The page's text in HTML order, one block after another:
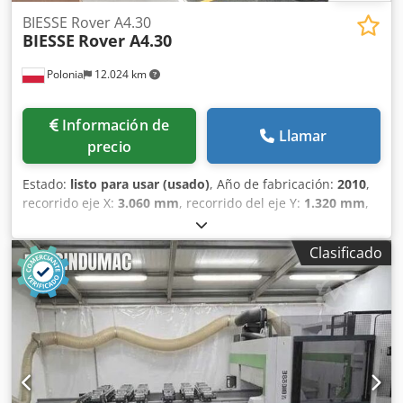
Polonia 12.024 km
BIESSE Rover A4.30
BIESSE Rover A4.30
Información de
precio
Llamar
Estado: listo para usar (usado), Año de fabricación: 2010,
recorrido eje X: 3.060 mm, recorrido del eje Y: 1.320 mm,
, número de ejes:
BIESSE Rover A4.30 de 5 ejes se fabricó en 2010. Cuenta
con un campo de trabajo de 3.060 mm en el eje X y 1.320
mm en el eje Y, además de un potente electrohusillo de 12
kW refrigerado por aire. La máquina incluye programación
avanzada con BIESSEWORKS y un cambiador de
herramientas giratorio con 10 posiciones. Si busca
capacidades de mecanizado de madera con CNC de alta
calidad, considere la máquina BIESSE Rover A4.30 que
tenemos a la venta. Póngase en contacto con nosotros para
Clasificado